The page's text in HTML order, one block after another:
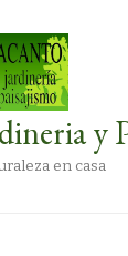
y
en casa